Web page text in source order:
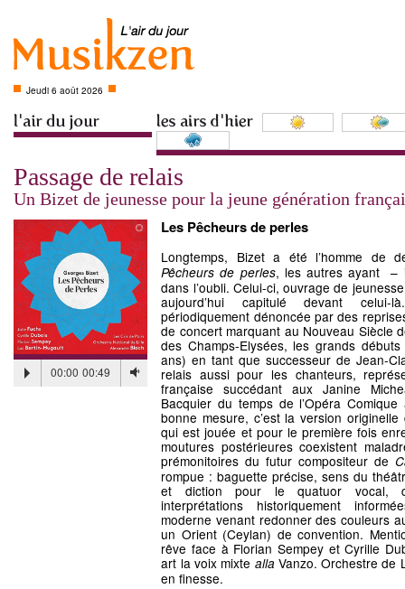
Jeudi 6 août 2026
Passage de relais
Un Bizet de jeunesse pour la jeune génération
00:00 00:49
Les Pêcheurs de perles
Longtemps, Bizet a été l’homme de
Pêcheurs de perles, les autres ayant –
dans l’oubli. Celui-ci, ouvrage de
aujourd’hui capitulé devant
périodiquement dénoncée par des
de concert marquant au Nouveau Siècle
des Champs-Elysées, les grands
ans) en tant que successeur de Jean-
relais aussi pour les chanteurs,
française succédant aux Janine
Bacquier du temps de l’Opéra
bonne mesure, c’est la version
qui est jouée et pour le première fois
moutures postérieures coexistent
prémonitoires du futur compositeur de
rompue : baguette précise, sens du
et diction pour le quatuor vocal,
interprétations historiquement
moderne venant redonner des couleurs
un Orient (Ceylan) de convention.
rêve face à Florian Sempey et Cyrille
art la voix mixte alla Vanzo. Orchestre de
en finesse.